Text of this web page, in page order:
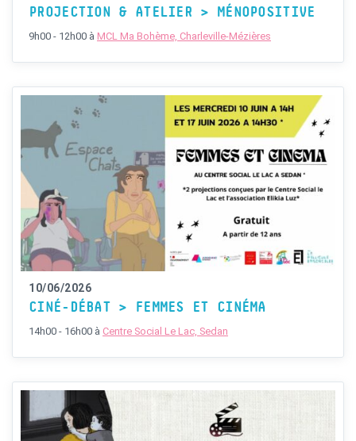
PROJECTION & ATELIER > MÉNOPOSITIVE
9h00 - 12h00 à MCL Ma Bohème, Charleville-Mézières
10/06/2026
CINÉ-DÉBAT > FEMMES ET CINÉMA
14h00 - 16h00 à Centre Social Le Lac, Sedan